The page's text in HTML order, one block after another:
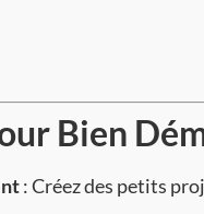
Bien
: Créez des petits